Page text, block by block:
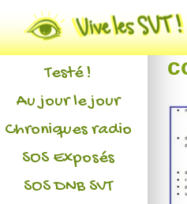
Actualités
L'association
Testé !
Au jour le jour
Chroniques radio
SOS Exposés
SOS DNB SVT